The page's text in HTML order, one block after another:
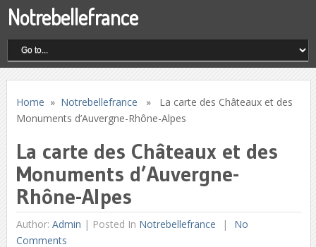
Notrebellefrance
Home » Notrebellefrance » La carte des Châteaux et des
Monuments d’Auvergne-Rhône-Alpes
La carte des Châteaux et des
Monuments d’Auvergne-
Rhône-Alpes
Author: Admin | Posted In Notrebellefrance
No
Comments